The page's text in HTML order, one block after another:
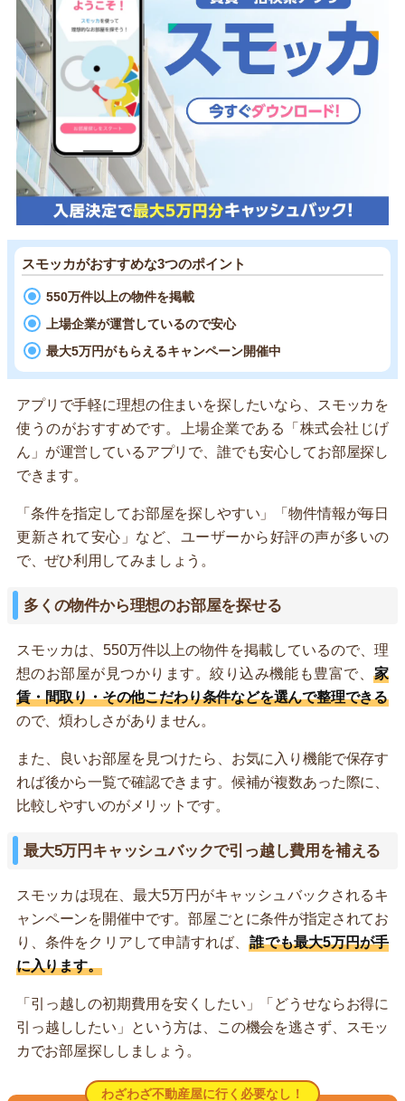
スモッカがおすすめな3つのポイント
550万件以上の物件を掲載
上場企業が運営しているので安心
最大5万円がもらえるキャンペーン開催中
アプリで手軽に理想の住まいを探したいなら、スモッカを
使うのがおすすめです。上場企業である「株式会社じげ
ん」が運営しているアプリで、誰でも安心してお部屋探し
できます。
「条件を指定してお部屋を探しやすい」「物件情報が毎日
更新されて安心」など、ユーザーから好評の声が多いの
で、ぜひ利用してみましょう。
多くの物件から理想のお部屋を探せる
スモッカは、550万件以上の物件を掲載しているので、理
想のお部屋が見つかります。絞り込み機能も豊富で、家
賃・間取り・その他こだわり条件などを選んで整理できる
ので、煩わしさがありません。
また、良いお部屋を見つけたら、お気に入り機能で保存す
れば後から一覧で確認できます。候補が複数あった際に、
比較しやすいのがメリットです。
最大5万円キャッシュバックで引っ越し費用を補える
スモッカは現在、最大5万円がキャッシュバックされるキ
ャンペーンを開催中です。部屋ごとに条件が指定されてお
り、条件をクリアして申請すれば、誰でも最大5万円が手
に入ります。
「引っ越しの初期費用を安くしたい」「どうせならお得に
引っ越ししたい」という方は、この機会を逃さず、スモッ
カでお部屋探ししましょう。
わざわざ不動産屋に行く必要なし！